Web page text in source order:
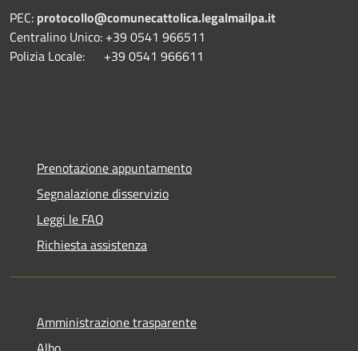
PEC: protocollo@comunecattolica.legalmailpa.it
Centralino Unico: +39 0541 966511
Polizia Locale: +39 0541 966611
Prenotazione appuntamento
Segnalazione disservizio
Leggi le FAQ
Richiesta assistenza
Amministrazione trasparente